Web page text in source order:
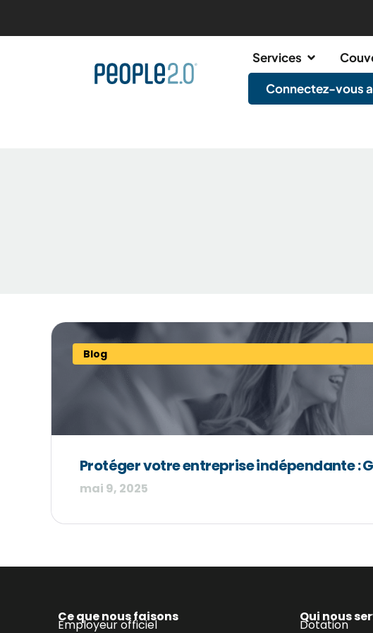
Services
Connectez-vous
Blog
Protéger votre entreprise indépendante :
mai 9, 2025
Ce que nous faisons
Employeur officiel
Qui nous
Dotation